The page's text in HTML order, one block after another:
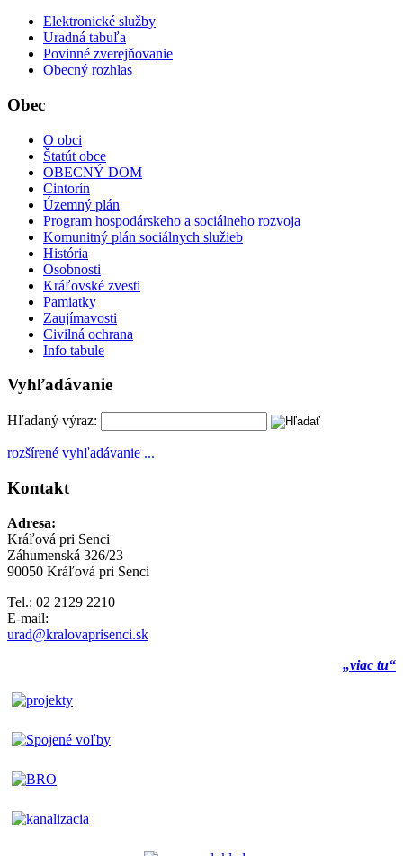
Elektronické služby
Uradná tabuľa
Povinné zverejňovanie
Obecný rozhlas
Obec
O obci
Štatút obce
OBECNÝ DOM
Cintorín
Územný plán
Program hospodárskeho a sociálneho rozvoja
Komunitný plán sociálnych služieb
História
Osobnosti
Kráľovské zvesti
Pamiatky
Zaujímavosti
Civilná ochrana
Info tabule
Vyhľadávanie
Hľadaný výraz:
rozšírené vyhľadávanie ...
Kontakt
Adresa:
Kráľová pri Senci
Záhumenská 326/23
90050 Kráľová pri Senci
Tel.: 02 2129 2210
E-mail:
urad@kralovaprisenci.sk
„viac tu“